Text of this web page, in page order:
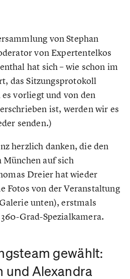
von Stephan
von Expertentelkos
hat sich – wie schon im
das Sitzungsprotokoll
vorliegt und von den
ist, werden wir es
senden.)
herzlich danken, die den
München auf sich
Dreier hat wieder
Fotos von der Veranstaltung
unten), erstmals
Grad-Spezialkamera.
gewählt:
und Alexandra